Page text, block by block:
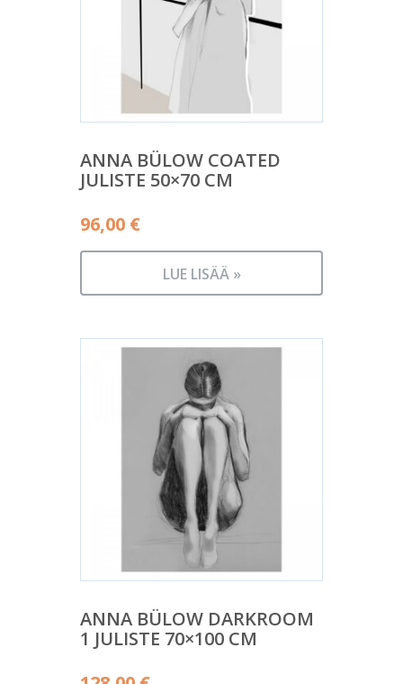
ANNA BÜLOW COATED
JULISTE 50×70 CM
96,00 €
LUE LISÄÄ »
ANNA BÜLOW DARKROOM
1 JULISTE 70×100 CM